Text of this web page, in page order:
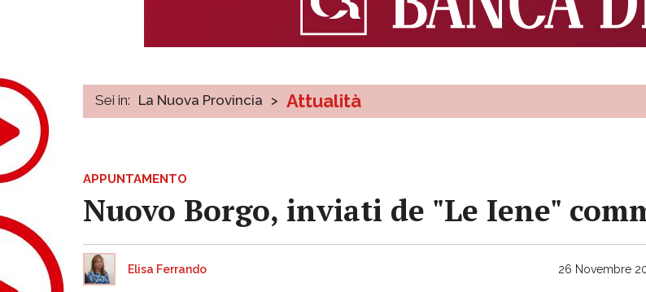
Sei in: La Nuova Provincia > Attualità
APPUNTAMENTO
Nuovo Borgo, inviati de "Le Iene"
Elisa Ferrando 26 Novembre